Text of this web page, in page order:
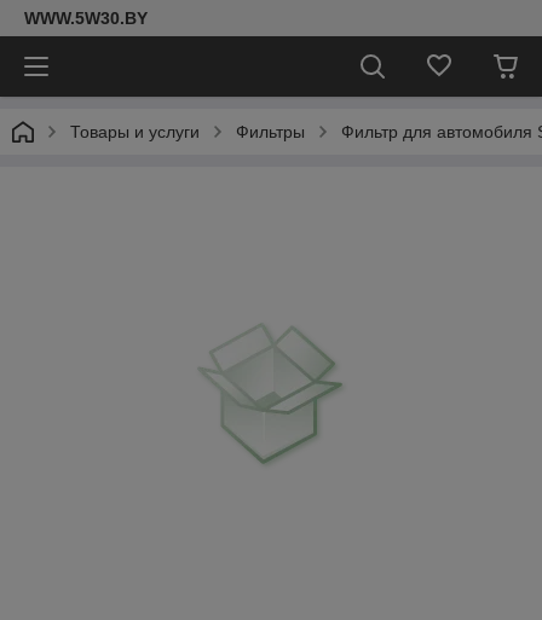
WWW.5W30.BY
Товары и услуги Фильтры Фильтр для автомобиля